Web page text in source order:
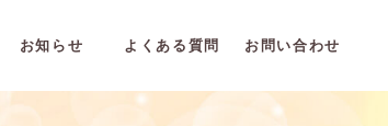
お知らせ よくある質問 お問い合わせ